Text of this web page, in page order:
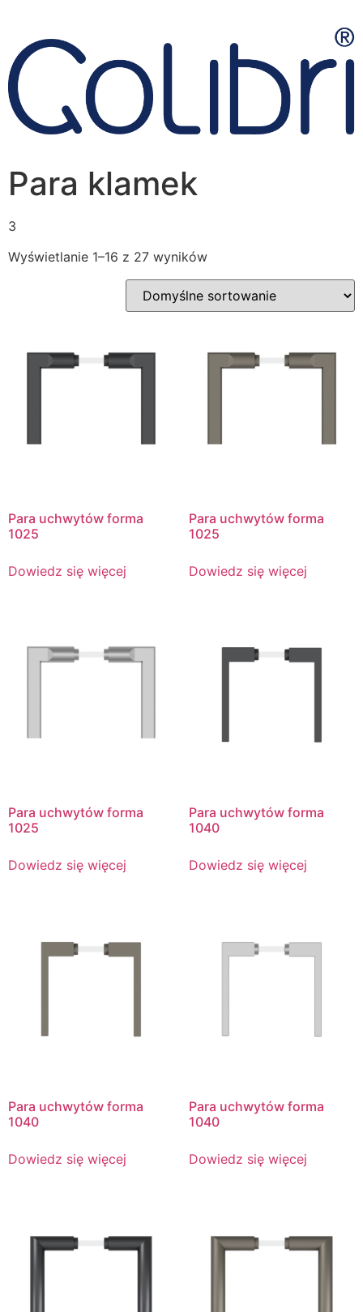
Para klamek
3
Wyświetlanie 1–16 z 27 wyników
Para uchwytów forma
1025
Dowiedz się więcej
Para uchwytów forma
1025
Dowiedz się więcej
Para uchwytów forma
1025
Dowiedz się więcej
Para uchwytów forma
1040
Dowiedz się więcej
Para uchwytów forma
1040
Dowiedz się więcej
Para uchwytów forma
1040
Dowiedz się więcej